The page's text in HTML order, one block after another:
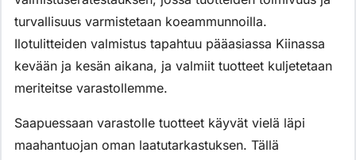
turvallisuus varmistetaan koeammunnoilla.
Ilotulitteiden valmistus tapahtuu pääasiassa Kiinassa
kevään ja kesän aikana, ja valmiit tuotteet kuljetetaan
meriteitse varastollemme.
Saapuessaan varastolle tuotteet käyvät vielä läpi
maahantuojan oman laatutarkastuksen. Tällä